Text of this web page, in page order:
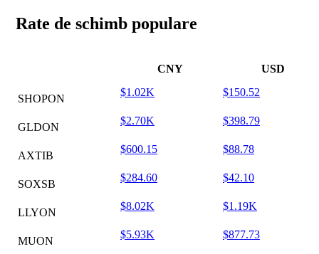
Rate de schimb populare
CNY USD
SHOPON
$1.02K $150.52
GLDON
$2.70K $398.79
AXTIB
$600.15 $88.78
SOXSB
$284.60 $42.10
LLYON
$8.02K $1.19K
MUON
$5.93K $877.73